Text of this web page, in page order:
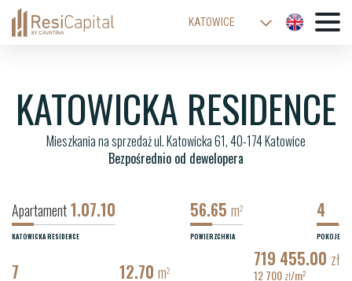
KATOWICE
WROCŁAW
KRAKÓW
BIELSKO-BIAŁA
KATOWICKA RESIDENCE
Mieszkania na sprzedaż ul. Katowicka 61, 40-174 Katowice
Bezpośrednio od dewelopera
KATOWICKA RESIDENCE
Apartament1.07.10
POWIERZCHNIA
56.65 m2
POKOJE
4
7 12.70 m2 719 455.00 zł
12 700 zł/m2